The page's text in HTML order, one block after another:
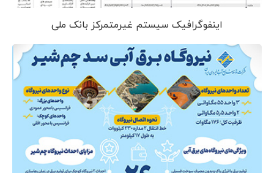
اینفوگرافیک سیستم غیرمتمرکز بانک ملی